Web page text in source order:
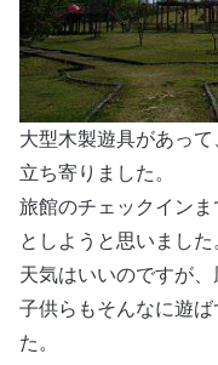
大型木製遊具があっ
立ち寄りました。
旅館のチェックイン
としようと思いました
天気はいいのですが、
子供らもそんなに遊
た。